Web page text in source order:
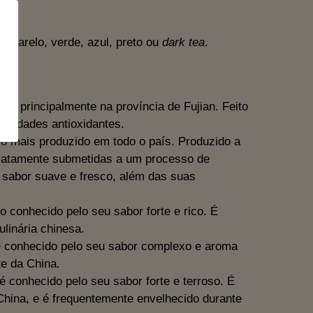
verde, azul, preto ou dark tea.
principalmente na província de Fujian. Feito
antioxidantes.
mais produzido em todo o país. Produzido a
submetidas a um processo de
suave e fresco, além das suas
conhecido pelo seu sabor forte e rico. É
chinesa.
pelo seu sabor complexo e aroma
da China.
conhecido pelo seu sabor forte e terroso. É
e é frequentemente envelhecido durante